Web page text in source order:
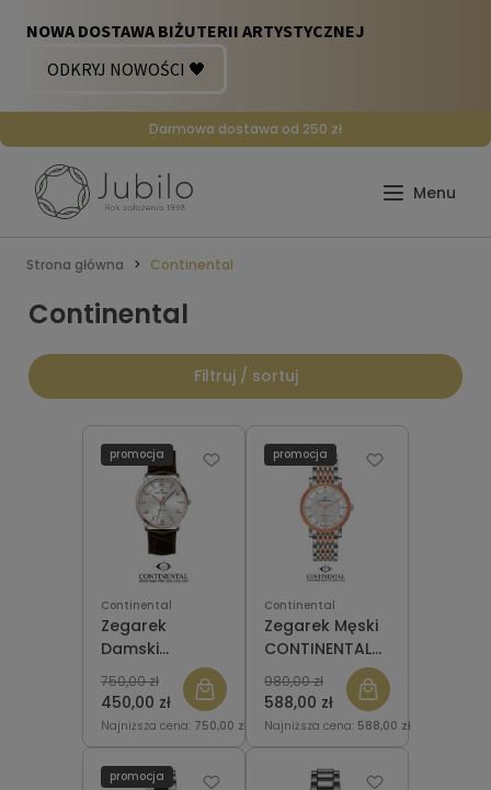
Darmowa dostawa od 250 zł
Strona główna Continental
Continental
Filtruj / sortuj
Continental
Zegarek
Damski
CONTINENTAL
13603-LT856120
450,00 zł
750,00 zł
Najniższa cena: 750,00 zł
promocja
Continental
Zegarek Męski
CONTINENTAL
12201-GD815110
588,00 zł
980,00 zł
Najniższa cena: 588,00 zł
promocja
promocja